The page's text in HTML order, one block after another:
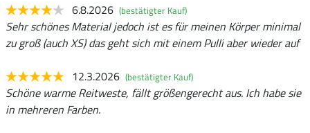
6.8.2026 (bestätigter Kauf)
Sehr schönes Material jedoch ist es für meinen Körper minimal
zu groß (auch XS) das geht sich mit einem Pulli aber wieder auf
12.3.2026 (bestätigter Kauf)
Schöne warme Reitweste, fällt größengerecht aus. Ich habe sie
in mehreren Farben.